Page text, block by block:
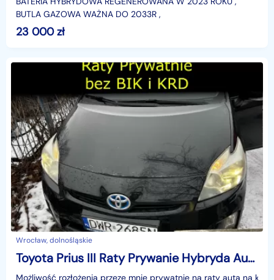
BUTLA GAZOWA WAŻNA DO 2033R ,
23 000zł
Wrocław, dolnośląskie
Toyota Prius III Raty Prywanie Hybryda Automat
Możliwość rozłożenia przeze mnie prywatnie na raty auta na